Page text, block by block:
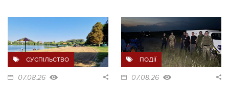
СУСПІЛЬСТВО
07.08.26
ПОДІЇ
07.08.26